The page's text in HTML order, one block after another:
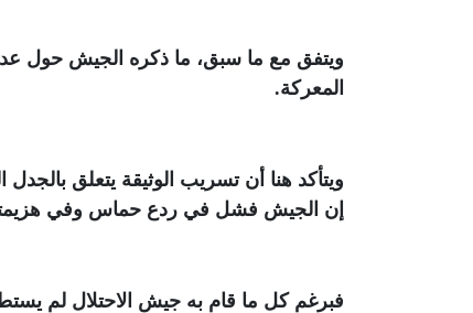
ويتفق مع ما سبق، ما ذكره الجيش حول
المعركة.
ويتأكد هنا أن تسريب الوثيقة يتعلق
إن الجيش فشل في ردع حماس وفي
فبرغم كل ما قام به جيش الاحتلال لم